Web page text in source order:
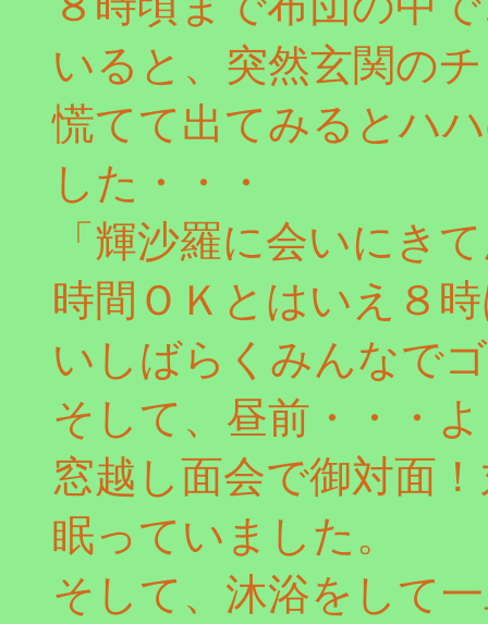
いると、突然玄関の
慌てて出てみるとハ
した・・・
「輝沙羅に会いにき
時間ＯＫとはいえ８
いしばらくみんなで
そして、昼前・・・
窓越し面会で御対面
眠っていました。
そして、沐浴をして